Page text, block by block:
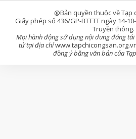
@Bản quyền thuộc về Tạp
Giấy phép số 436/GP-BTTTT ngày 14-
Truyền thông.
Mọi hành động sử dụng nội dung đăng tải
tử tại địa chỉ
đồng ý bằng văn bản của